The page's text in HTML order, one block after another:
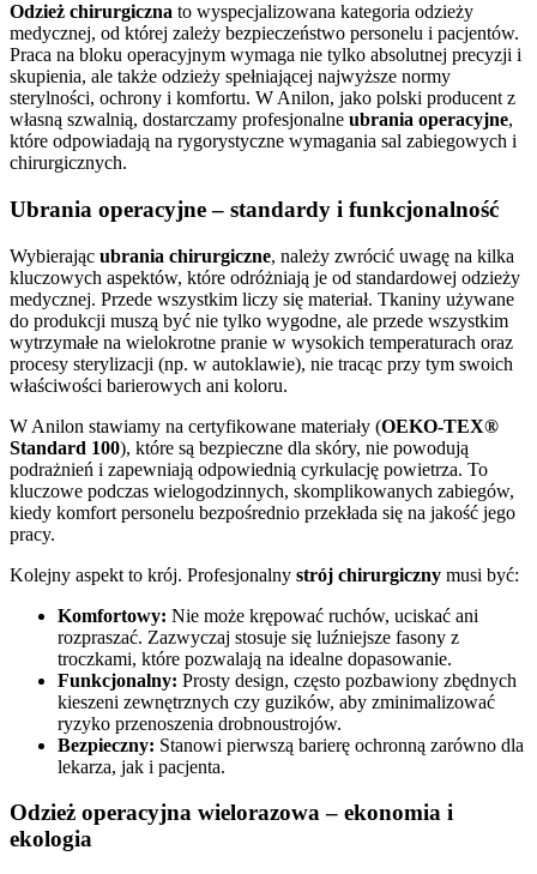
Odzież chirurgiczna to wyspecjalizowana kategoria odzieży
medycznej, od której zależy bezpieczeństwo personelu i pacjentów.
Praca na bloku operacyjnym wymaga nie tylko absolutnej precyzji i
skupienia, ale także odzieży spełniającej najwyższe normy
sterylności, ochrony i komfortu. W Anilon, jako polski producent z
własną szwalnią, dostarczamy profesjonalne ubrania operacyjne,
które odpowiadają na rygorystyczne wymagania sal zabiegowych i
chirurgicznych.
Ubrania operacyjne – standardy i funkcjonalność
Wybierając ubrania chirurgiczne, należy zwrócić uwagę na kilka
kluczowych aspektów, które odróżniają je od standardowej odzieży
medycznej. Przede wszystkim liczy się materiał. Tkaniny używane
do produkcji muszą być nie tylko wygodne, ale przede wszystkim
wytrzymałe na wielokrotne pranie w wysokich temperaturach oraz
procesy sterylizacji (np. w autoklawie), nie tracąc przy tym swoich
właściwości barierowych ani koloru.
W Anilon stawiamy na certyfikowane materiały (OEKO-TEX®
Standard 100), które są bezpieczne dla skóry, nie powodują
podrażnień i zapewniają odpowiednią cyrkulację powietrza. To
kluczowe podczas wielogodzinnych, skomplikowanych zabiegów,
kiedy komfort personelu bezpośrednio przekłada się na jakość jego
pracy.
Kolejny aspekt to krój. Profesjonalny strój chirurgiczny musi być:
Komfortowy: Nie może krępować ruchów, uciskać ani
rozpraszać. Zazwyczaj stosuje się luźniejsze fasony z
troczkami, które pozwalają na idealne dopasowanie.
Funkcjonalny: Prosty design, często pozbawiony zbędnych
kieszeni zewnętrznych czy guzików, aby zminimalizować
ryzyko przenoszenia drobnoustrojów.
Bezpieczny: Stanowi pierwszą barierę ochronną zarówno dla
lekarza, jak i pacjenta.
Odzież operacyjna wielorazowa – ekonomia i
ekologia